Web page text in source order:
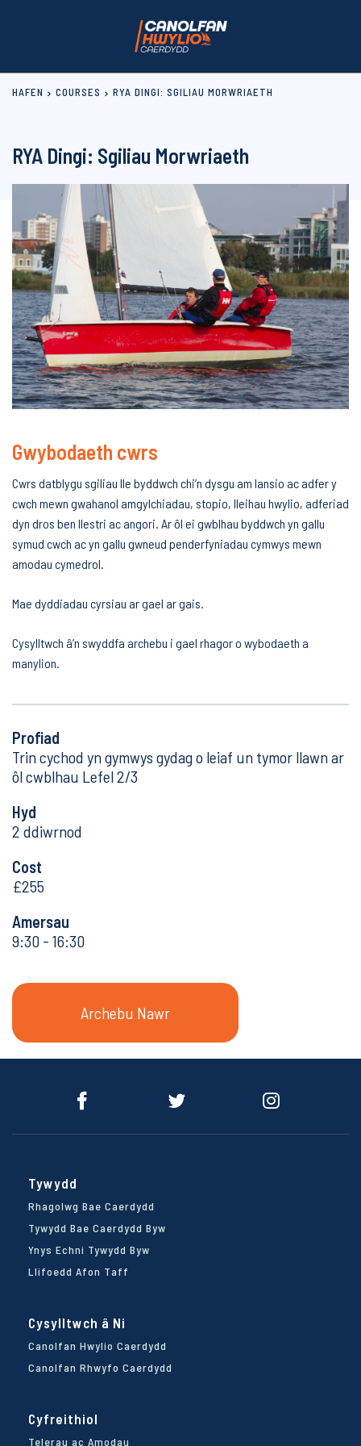
HAFEN COURSES RYA DINGI: SGILIAU MORWRIAETH
RYA Dingi: Sgiliau Morwriaeth
Gwybodaeth cwrs
Cwrs datblygu sgiliau lle byddwch chi’n dysgu am lansio ac adfer y
cwch mewn gwahanol amgylchiadau, stopio, lleihau hwylio, adferiad
dyn dros ben llestri ac angori. Ar ôl ei gwblhau byddwch yn gallu
symud cwch ac yn gallu gwneud penderfyniadau cymwys mewn
amodau cymedrol.
Mae dyddiadau cyrsiau ar gael ar gais.
Cysylltwch â’n swyddfa archebu i gael rhagor o wybodaeth a
manylion.
Profiad
Trin cychod yn gymwys gydag o leiaf un tymor llawn ar
ôl cwblhau Lefel 2/3
Hyd
2 ddiwrnod
Cost
£255
Amersau
9:30 - 16:30
Archebu Nawr
Tywydd
Rhagolwg Bae Caerdydd
Tywydd Bae Caerdydd Byw
Ynys Echni Tywydd Byw
Llifoedd Afon Taff
Cysylltwch â Ni
Canolfan Hwylio Caerdydd
Canolfan Rhwyfo Caerdydd
Cyfreithiol
Telerau ac Amodau